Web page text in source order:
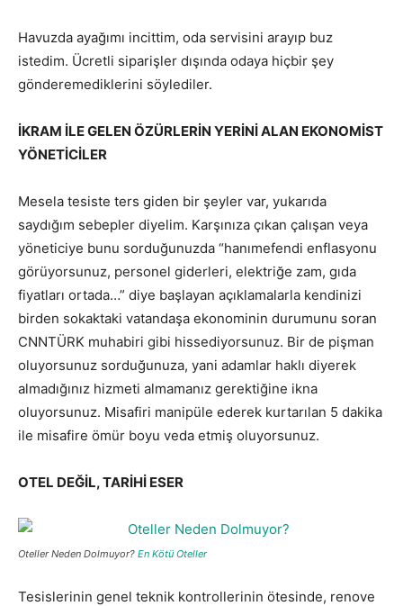
Havuzda ayağımı incittim, oda servisini arayıp buz
istedim. Ücretli siparişler dışında odaya hiçbir şey
gönderemediklerini söylediler.
İKRAM İLE GELEN ÖZÜRLERİN YERİNİ ALAN EKONOMİST
YÖNETİCİLER
Mesela tesiste ters giden bir şeyler var, yukarıda
saydığım sebepler diyelim. Karşınıza çıkan çalışan veya
yöneticiye bunu sorduğunuzda “hanımefendi enflasyonu
görüyorsunuz, personel giderleri, elektriğe zam, gıda
fiyatları ortada…” diye başlayan açıklamalarla kendinizi
birden sokaktaki vatandaşa ekonominin durumunu soran
CNNTÜRK muhabiri gibi hissediyorsunuz. Bir de pişman
oluyorsunuz sorduğunuza, yani adamlar haklı diyerek
almadığınız hizmeti almamanız gerektiğine ikna
oluyorsunuz. Misafiri manipüle ederek kurtarılan 5 dakika
ile misafire ömür boyu veda etmiş oluyorsunuz.
OTEL DEĞİL, TARİHİ ESER
Oteller Neden Dolmuyor? En Kötü Oteller
Tesislerinin genel teknik kontrollerinin ötesinde, renove